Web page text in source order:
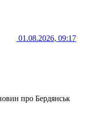
01.08.2026, 09:17
про Бердянськ